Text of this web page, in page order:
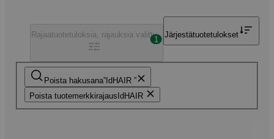
Poista hakusana IdHAIR
Poista tuotemerkkirajaus IdHAIR
Rajaatuotetuloksia, rajauksia valittu
1
Järjestätuotetulokset